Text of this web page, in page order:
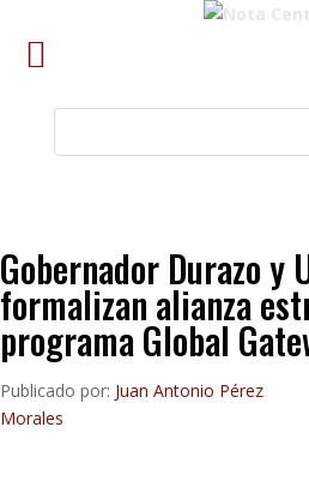
Gobernador Durazo y
formalizan alianza
programa Global
Publicado por: Juan Antonio Pérez
Morales